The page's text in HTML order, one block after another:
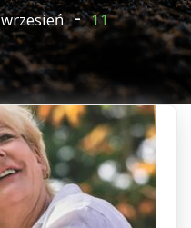
wrzesień 11